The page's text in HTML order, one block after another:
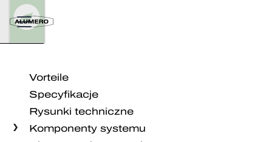
Vorteile
Specyfikacje
Rysunki techniczne
Komponenty systemu